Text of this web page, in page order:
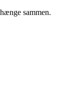
sammen.